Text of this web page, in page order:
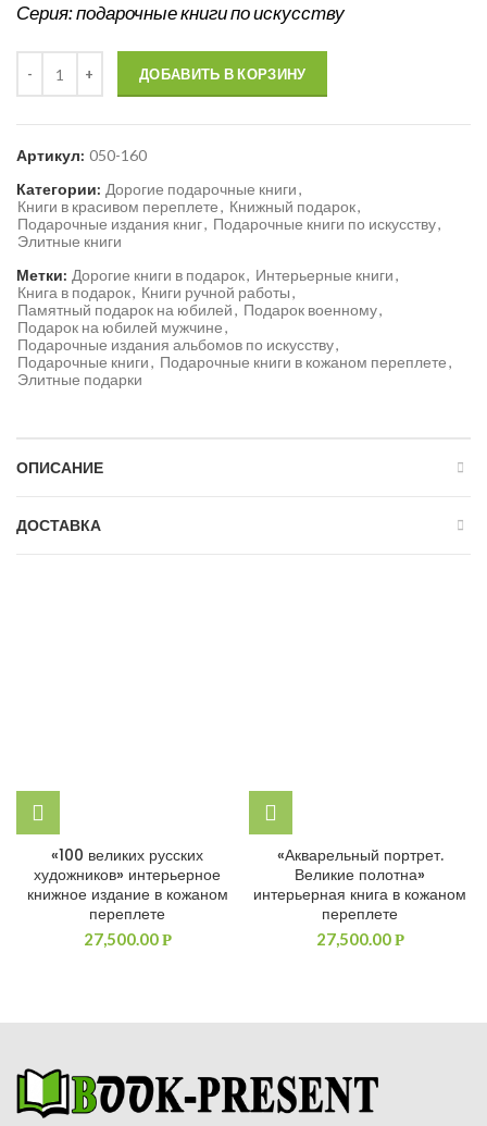
Серия: подарочные книги по искусству
ДОБАВИТЬ В КОРЗИНУ
Артикул: 050-160
Категории: Дорогие подарочные книги,
Книги в красивом переплете, Книжный подарок,
Подарочные издания книг, Подарочные книги по искусству,
Элитные книги
Метки: Дорогие книги в подарок, Интерьерные книги,
Книга в подарок, Книги ручной работы,
Памятный подарок на юбилей, Подарок военному,
Подарок на юбилей мужчине,
Подарочные издания альбомов по искусству,
Подарочные книги, Подарочные книги в кожаном переплете,
Элитные подарки
ОПИСАНИЕ
ДОСТАВКА
«100 великих русских
художников» интерьерное
книжное издание в кожаном
переплете
27,500.00Р
«Акварельный портрет.
Великие полотна»
интерьерная книга в кожаном
переплете
27,500.00Р